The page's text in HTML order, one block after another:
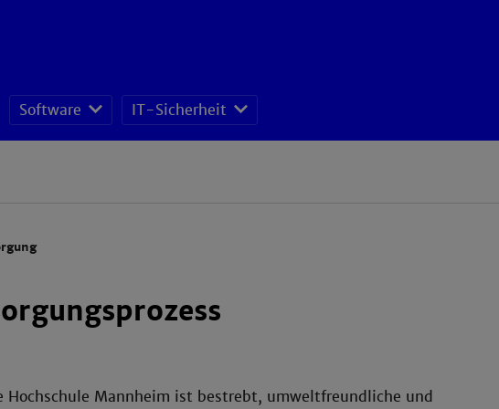
Software IT-Sicherheit
Hochschule Mannheim ist bestrebt, umweltfreundliche und